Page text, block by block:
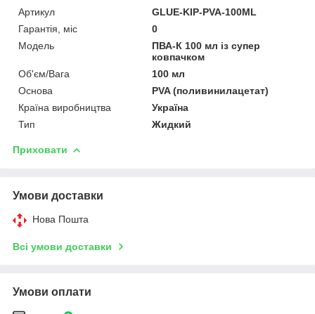
Артикул
GLUE-KIP-PVA-100ML
Гарантія, міс
0
Мoдель
ПВА-К 100 мл із супер
ковпачком
Об'єм/Вага
100 мл
Основа
PVA (поливинилацетат)
Країна виробництва
Україна
Тип
Жидкий
Приховати
Умови доставки
Нова Пошта
Всі умови доставки
Умови оплати